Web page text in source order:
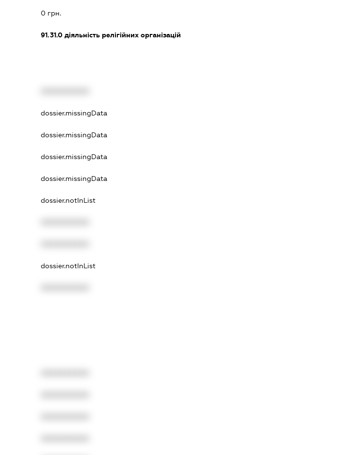
0 грн.
91.31.0діяльність релігійних організацій
dossier.missingData
dossier.missingData
dossier.missingData
dossier.missingData
dossier.notInList
dossier.notInList